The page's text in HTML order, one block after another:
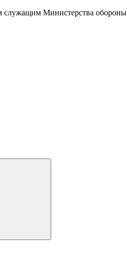
служащим Министерства обороны